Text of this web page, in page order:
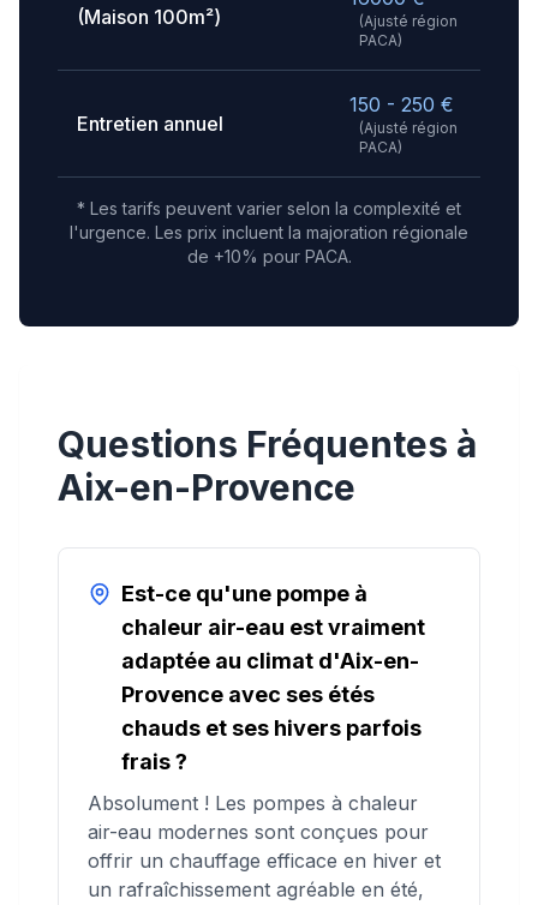
(Maison 100m²)
(Ajusté région
PACA)
Entretien annuel
150 - 250 €
(Ajusté région
PACA)
* Les tarifs peuvent varier selon la complexité et
l'urgence. Les prix incluent la majoration régionale
de +10% pour PACA.
Questions Fréquentes à
Aix-en-Provence
Est-ce qu'une pompe à
chaleur air-eau est vraiment
adaptée au climat d'Aix-en-
Provence avec ses étés
chauds et ses hivers parfois
frais ?
Absolument ! Les pompes à chaleur
air-eau modernes sont conçues pour
offrir un chauffage efficace en hiver et
un rafraîchissement agréable en été,